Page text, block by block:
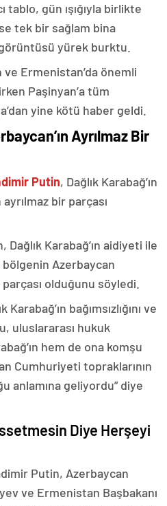
gün ışığıyla birlikte
tek bir sağlam bina
yürek burktu.
Ermenistan’da önemli
Paşinyan’a tüm
yine kötü haber geldi.
Ayrılmaz Bir
Putin, Dağlık Karabağ’ın
bir parçası
Dağlık Karabağ’ın aidiyeti ile
Azerbaycan
olduğunu söyledi.
Karabağ’ın bağımsızlığını ve
uluslararası hukuk
hem de ona komşu
Cumhuriyeti topraklarının
anlamına geliyordu” diye
Diye Herşeyi
Putin, Azerbaycan
ve Ermenistan Başbakanı